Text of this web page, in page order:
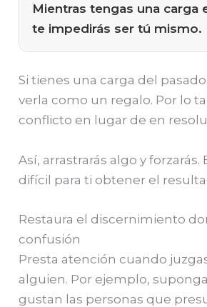
Mientras tengas una carga
te impedirás ser tú mismo.
Si tienes una carga del
verla como un regalo. Por lo
conflicto en lugar de en
Así, arrastrarás algo y forzarás.
difícil para ti obtener el
Restaura el discernimiento
confusión
Presta atención cuando
alguien. Por ejemplo,
gustan las personas que